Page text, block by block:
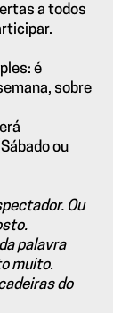
a todos
é
sobre
ou
Ou
palavra
muito.
do